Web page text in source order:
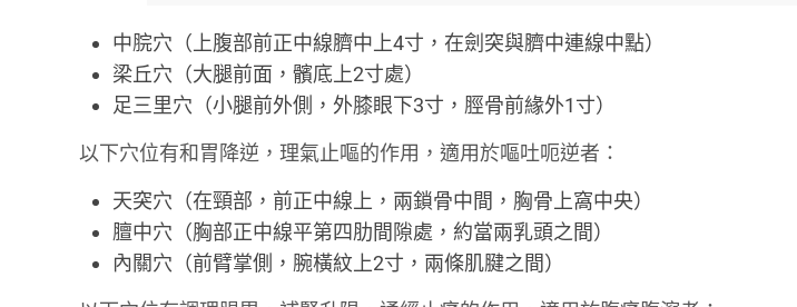
中脘穴（上腹部前正中線臍中上4寸，在劍突與臍中連線中點）
梁丘穴（大腿前面，髕底上2寸處）
足三里穴（小腿前外側，外膝眼下3寸，脛骨前緣外1寸）
以下穴位有和胃降逆，理氣止嘔的作用，適用於嘔吐呃逆者：
天突穴（在頸部，前正中線上，兩鎖骨中間，胸骨上窩中央）
膻中穴（胸部正中線平第四肋間隙處，約當兩乳頭之間）
內關穴（前臂掌側，腕橫紋上2寸，兩條肌腱之間）